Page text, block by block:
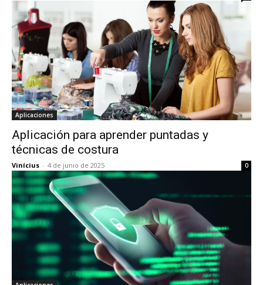
Aplicaciones
Aplicación para aprender puntadas y
técnicas de costura
Vinícius - 4 de junio de 2025 0